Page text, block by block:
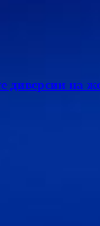
диверсии на